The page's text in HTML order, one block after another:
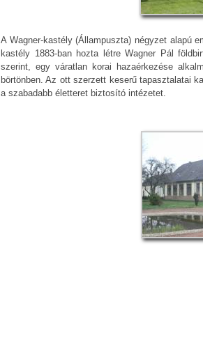
A Wagner-kastély (Állampuszta) négyzet alapú
kastély 1883-ban hozta létre Wagner Pál
szerint, egy váratlan korai hazaérkezése
börtönben. Az ott szerzett keserű tapasztalatai
a szabadabb életteret biztosító intézetet.